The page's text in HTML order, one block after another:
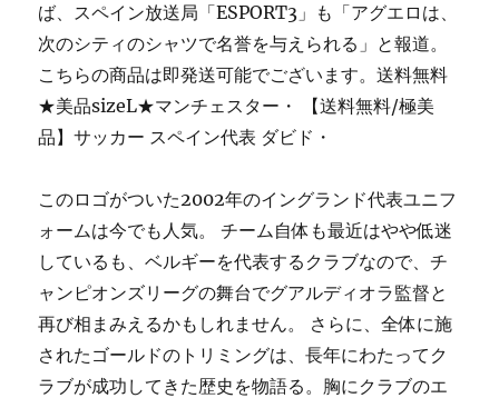
ば、スペイン放送局「ESPORT3」も「アグエロは、
次のシティのシャツで名誉を与えられる」と報道。
こちらの商品は即発送可能でございます。送料無料
★美品sizeL★マンチェスター・ 【送料無料/極美
品】サッカー スペイン代表 ダビド・
このロゴがついた2002年のイングランド代表ユニフ
ォームは今でも人気。 チーム自体も最近はやや低迷
しているも、ベルギーを代表するクラブなので、チ
ャンピオンズリーグの舞台でグアルディオラ監督と
再び相まみえるかもしれません。 さらに、全体に施
されたゴールドのトリミングは、長年にわたってク
ラブが成功してきた歴史を物語る。胸にクラブのエ